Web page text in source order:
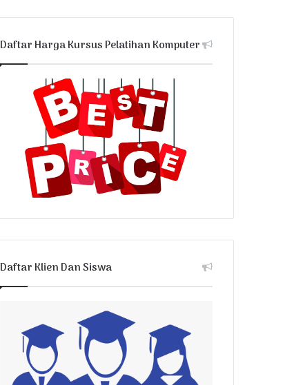
Daftar Harga Kursus Pelatihan Komputer
Daftar Klien Dan Siswa